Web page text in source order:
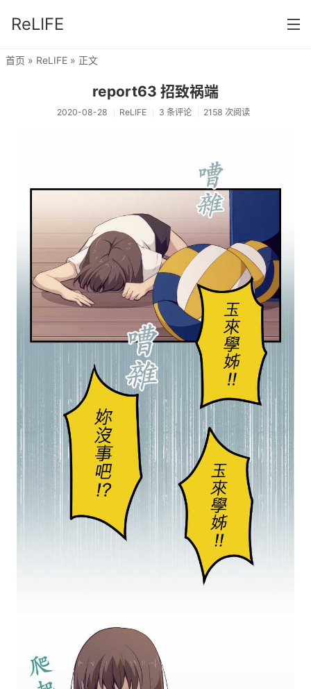
ReLIFE
分类
首页 » ReLIFE » 正文
report63 招致祸端
2020-08-28 ReLIFE 3 条评论 2158 次阅读